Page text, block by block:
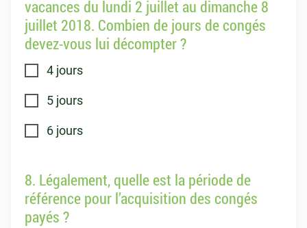
vacances du lundi 2 juillet au dimanche 8
juillet 2018. Combien de jours de congés
devez-vous lui décompter ?
4 jours
5 jours
6 jours
8. Légalement, quelle est la période de
référence pour l’acquisition des congés
payés ?